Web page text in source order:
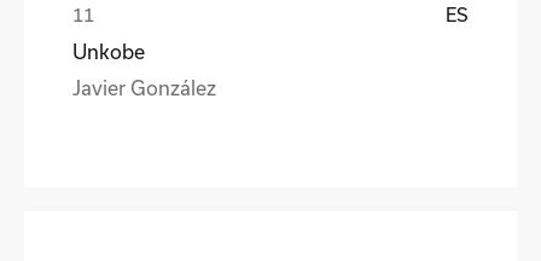
ES
Unkobe
Javier González